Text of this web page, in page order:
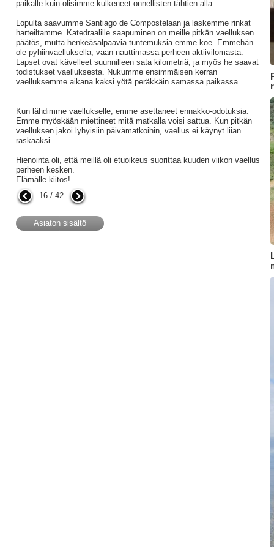
paikalle kuin olisimme kulkeneet onnellisten tähtien alla.
Lopulta saavumme Santiago de Compostelaan ja laskemme rinkat
harteiltamme. Katedraalille saapuminen on meille pitkän vaelluksen
päätös, mutta henkeäsalpaavia tuntemuksia emme koe. Emmehän
ole pyhiinvaelluksella, vaan nauttimassa perheen aktiivilomasta.
Lapset ovat kävelleet suunnilleen sata kilometriä, ja myös he saavat
todistukset vaelluksesta. Nukumme ensimmäisen kerran
vaelluksemme aikana kaksi yötä peräkkäin samassa paikassa.
Kun lähdimme vaellukselle, emme asettaneet ennakko-odotuksia.
Emme myöskään miettineet mitä matkalla voisi sattua. Kun pitkän
vaelluksen jakoi lyhyisiin päivämatkoihin, vaellus ei käynyt liian
raskaaksi.
Hienointa oli, että meillä oli etuoikeus suorittaa kuuden viikon vaellus
perheen kesken.
Elämälle kiitos!
16 / 42
Asiaton sisältö